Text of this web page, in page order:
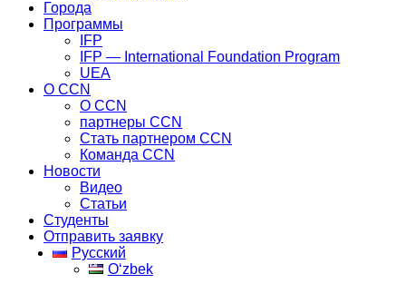
Города
Программы
IFP
IFP — International Foundation Program
UEA
О CCN
О CCN
партнеры ССN
Стать партнером CCN
Команда ССN
Новости
Видео
Статьи
Студенты
Отправить заявку
Русский
Oʻzbek